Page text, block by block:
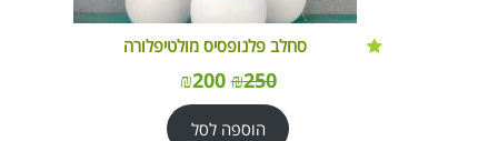
סחלב פלנופסיס מולטיפלורה
₪250
₪200
הוספה לסל